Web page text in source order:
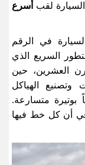
لقب أسرع
في الرقم
السريع الذي
العشرين، حين
وتصنيع الهياكل
بوتيرة متسارعة.
في أن كل خط فيها